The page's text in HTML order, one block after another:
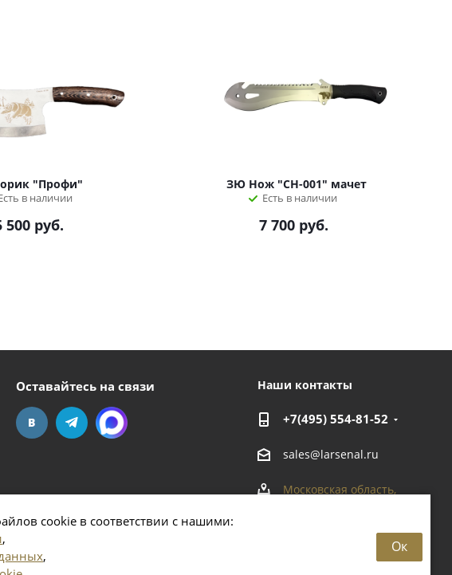
cookie в соответствии с нашими:
,
,
Ок
"Профи"
в наличии
500руб.
ЗЮ Нож "СН-001" мачет
Есть в наличии
7 700руб.
Оставайтесь на связи Наши контакты
+7(495) 554-81-52
sales@larsenal.ru
Московская область,